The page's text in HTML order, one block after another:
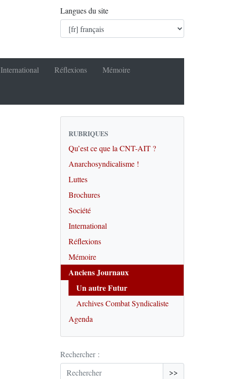
Langues du site
International Réflexions Mémoire
RUBRIQUES
Qu’est ce que la CNT-AIT ?
Anarchosyndicalisme !
Luttes
Brochures
Société
International
Réflexions
Mémoire
Anciens Journaux
Un autre Futur
Archives Combat Syndicaliste
Agenda
Rechercher :
>>